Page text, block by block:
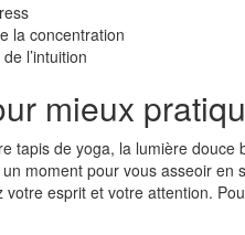
la concentration
l’intuition
mieux
tapis de yoga, la lumière
moment pour vous asseoir en
esprit et votre attention.